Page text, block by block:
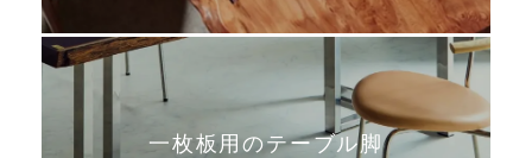
一枚板用のテーブル脚